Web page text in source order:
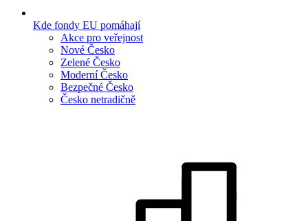
Kde fondy EU pomáhají
Akce pro veřejnost
Nové Česko
Zelené Česko
Moderní Česko
Bezpečné Česko
Česko netradičně